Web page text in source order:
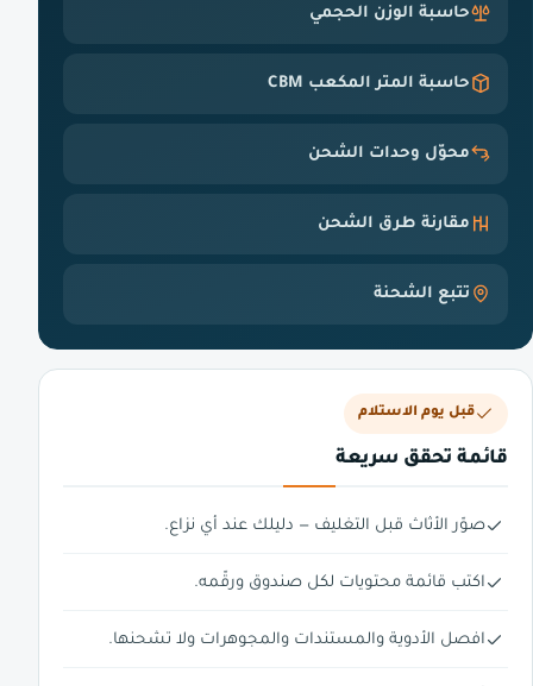
حاسبة الوزن الحجمي
حاسبة المتر المكعب CBM
محوّل وحدات الشحن
مقارنة طرق الشحن
تتبع الشحنة
قبل يوم الاستلام
قائمة تحقق سريعة
صوّر الأثاث قبل التغليف — دليلك عند أي نزاع.
اكتب قائمة محتويات لكل صندوق ورقّمه.
افصل الأدوية والمستندات والمجوهرات ولا تشحنها.